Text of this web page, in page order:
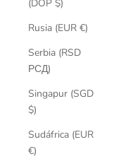
(DOP $)
Rusia (EUR €)
Serbia (RSD
РСД)
Singapur (SGD
$)
Sudáfrica (EUR
€)